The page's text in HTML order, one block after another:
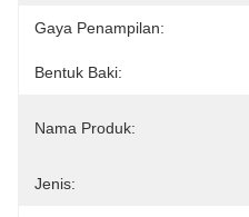
Gaya Penampilan:
Bentuk Baki:
Nama Produk:
Jenis: